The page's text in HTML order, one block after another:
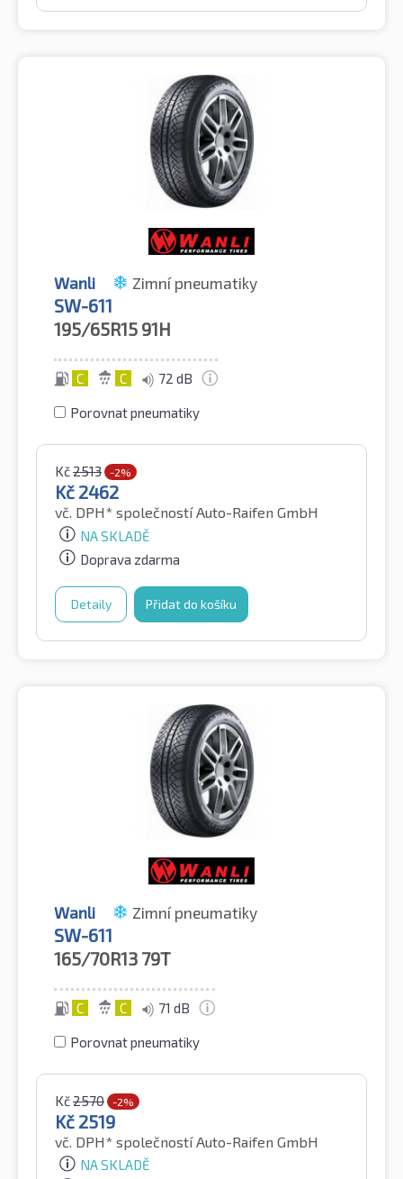
Wanli Zimní pneumatiky
SW-611
195/65R15 91H
C C 72 dB
Porovnat pneumatiky
Kč2513 -2%
Kč 2462
vč. DPH* společností Auto-Raifen GmbH
NA SKLADĚ
Doprava zdarma
Detaily Přidat do košíku
Wanli Zimní pneumatiky
SW-611
165/70R13 79T
C C 71 dB
Porovnat pneumatiky
Kč2570 -2%
Kč 2519
vč. DPH* společností Auto-Raifen GmbH
NA SKLADĚ